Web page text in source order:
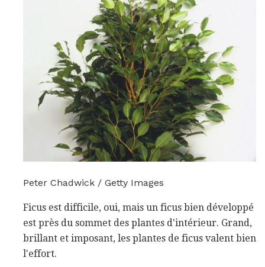
Peter Chadwick / Getty Images
Ficus est difficile, oui, mais un ficus bien développé
est près du sommet des plantes d'intérieur. Grand,
brillant et imposant, les plantes de ficus valent bien
l'effort.